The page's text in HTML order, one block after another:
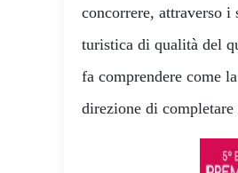
concorrere, attraverso
turistica di qualità del
fa comprendere come
direzione di